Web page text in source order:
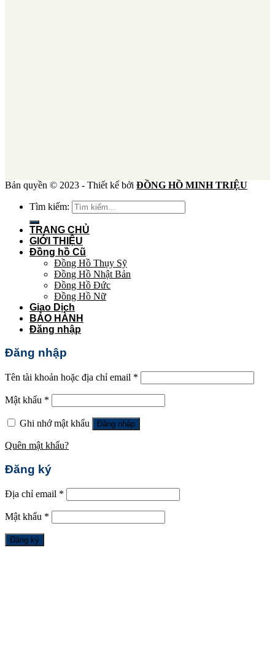
Bản quyền © 2023 - Thiết kế bởi ĐỒNG HỒ MINH TRIỆU
Tìm kiếm:
TRANG CHỦ
GIỚI THIỆU
Đồng hồ Cũ
Đồng Hồ Thụy Sỹ
Đồng Hồ Nhật Bản
Đồng Hồ Đức
Đồng Hồ Nữ
Giao Dịch
BẢO HÀNH
Đăng nhập
Đăng nhập
Tên tài khoản hoặc địa chỉ email *
Mật khẩu *
Ghi nhớ mật khẩu Đăng nhập
Quên mật khẩu?
Đăng ký
Địa chỉ email *
Mật khẩu *
Đăng ký